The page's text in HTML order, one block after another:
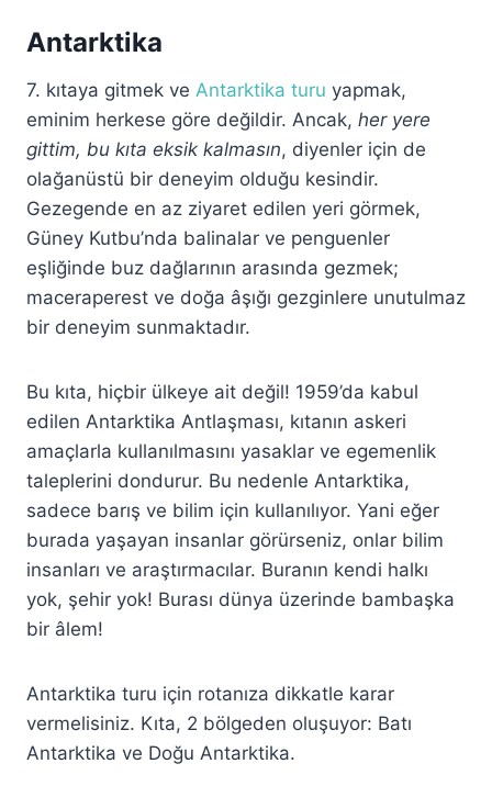
Antarktika
7. kıtaya gitmek ve Antarktika turu yapmak,
eminim herkese göre değildir. Ancak, her yere
gittim, bu kıta eksik kalmasın, diyenler için de
olağanüstü bir deneyim olduğu kesindir.
Gezegende en az ziyaret edilen yeri görmek,
Güney Kutbu’nda balinalar ve penguenler
eşliğinde buz dağlarının arasında gezmek;
maceraperest ve doğa âşığı gezginlere unutulmaz
bir deneyim sunmaktadır.
Bu kıta, hiçbir ülkeye ait değil! 1959’da kabul
edilen Antarktika Antlaşması, kıtanın askeri
amaçlarla kullanılmasını yasaklar ve egemenlik
taleplerini dondurur. Bu nedenle Antarktika,
sadece barış ve bilim için kullanılıyor. Yani eğer
burada yaşayan insanlar görürseniz, onlar bilim
insanları ve araştırmacılar. Buranın kendi halkı
yok, şehir yok! Burası dünya üzerinde bambaşka
bir âlem!
Antarktika turu için rotanıza dikkatle karar
vermelisiniz. Kıta, 2 bölgeden oluşuyor: Batı
Antarktika ve Doğu Antarktika.